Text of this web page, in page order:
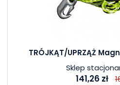
TRÓJKĄT/UPRZĄŻ
Sklep
141,26 zł